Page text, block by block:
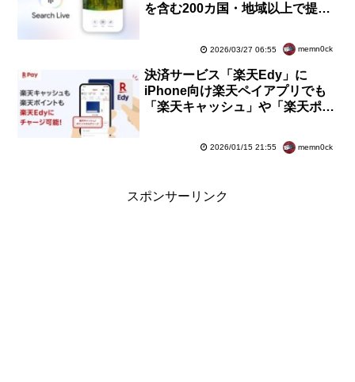
を含む200カ国・地域以上で提供
2026/03/27 06:55 memn0ck
決済サービス「楽天Edy」に
iPhone向け楽天ペイアプリでも
「楽天キャッシュ」や「楽天ポイ
2026/01/15 21:55 memn0ck
スポンサーリンク